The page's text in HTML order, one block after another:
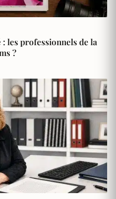
les professionnels de la
?